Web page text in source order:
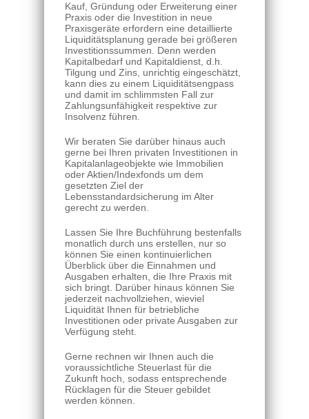
Kauf, Gründung oder Erweiterung einer
Praxis oder die Investition in neue
Praxisgeräte erfordern eine detaillierte
Liquiditätsplanung gerade bei größeren
Investitionssummen. Denn werden
Kapitalbedarf und Kapitaldienst, d.h.
Tilgung und Zins, unrichtig eingeschätzt,
kann dies zu einem Liquiditätsengpass
und damit im schlimmsten Fall zur
Zahlungsunfähigkeit respektive zur
Insolvenz führen.
Wir beraten Sie darüber hinaus auch
gerne bei Ihren privaten Investitionen in
Kapitalanlageobjekte wie Immobilien
oder Aktien/Indexfonds um dem
gesetzten Ziel der
Lebensstandardsicherung im Alter
gerecht zu werden.
Lassen Sie Ihre Buchführung bestenfalls
monatlich durch uns erstellen, nur so
können Sie einen kontinuierlichen
Überblick über die Einnahmen und
Ausgaben erhalten, die Ihre Praxis mit
sich bringt. Darüber hinaus können Sie
jederzeit nachvollziehen, wieviel
Liquidität Ihnen für betriebliche
Investitionen oder private Ausgaben zur
Verfügung steht.
Gerne rechnen wir Ihnen auch die
voraussichtliche Steuerlast für die
Zukunft hoch, sodass entsprechende
Rücklagen für die Steuer gebildet
werden können.